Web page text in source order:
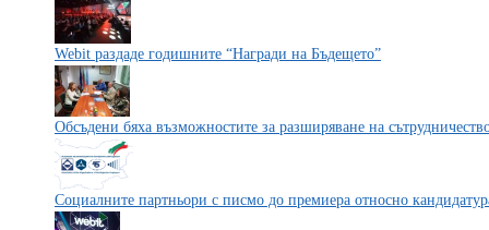
Webit раздаде годишните “Награди на Бъдещето”
Обсъдени бяха възможностите за разширяване на
Социалните партньори с писмо до премиера относно